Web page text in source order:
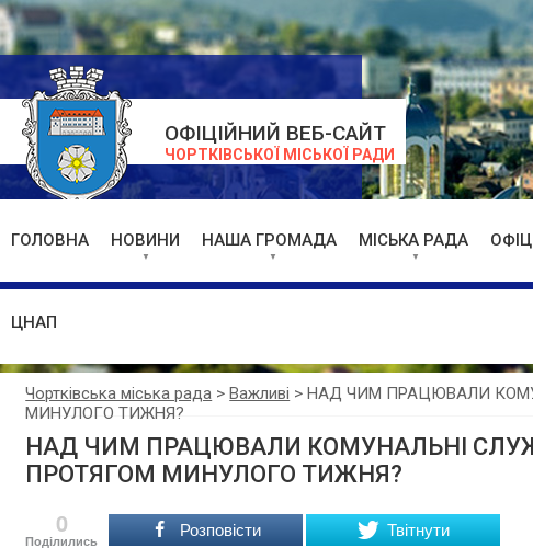
ОФІЦІЙНИЙ ВЕБ-САЙТ
ЧОРТКІВСЬКОЇ МІСЬКОЇ РАДИ
ГОЛОВНА НОВИНИ НАША ГРОМАДА МІСЬКА РАДА
ЦНАП
Чортківська міська рада >Важливі >НАД ЧИМ ПРАЦЮВАЛИ
МИНУЛОГО ТИЖНЯ?
НАД ЧИМ ПРАЦЮВАЛИ КОМУНАЛЬНІ
ПРОТЯГОМ МИНУЛОГО ТИЖНЯ?
0
Поділились
Розповісти Твітнути